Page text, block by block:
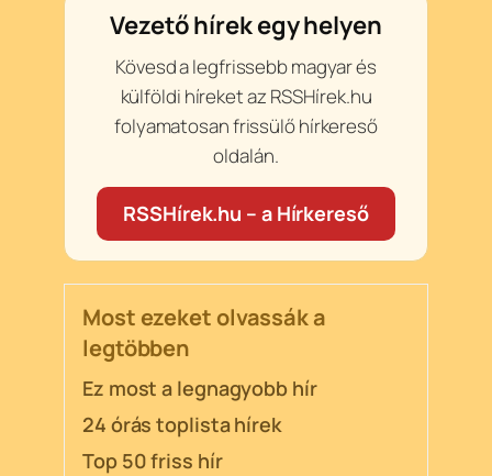
Vezető hírek egy helyen
Kövesd a legfrissebb magyar és
külföldi híreket az RSSHírek.hu
folyamatosan frissülő hírkereső
oldalán.
RSSHírek.hu – a Hírkereső
Most ezeket olvassák a
legtöbben
Ez most a legnagyobb hír
24 órás toplista hírek
Top 50 friss hír